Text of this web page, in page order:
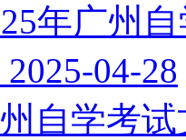
年广州
2025-04-28
州自学考